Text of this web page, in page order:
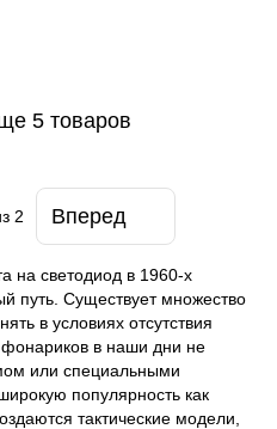
5 товаров
2 Вперед
на светодиод в 1960-х
путь. Существует множество
в условиях отсутствия
в наши дни не
или специальными
популярность как
тактические модели,